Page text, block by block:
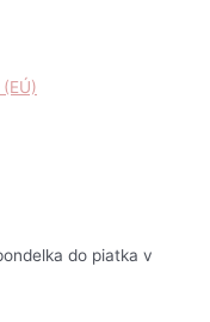
do piatka v